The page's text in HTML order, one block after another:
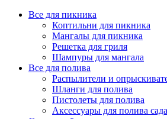
Все для пикника
Коптильни для пикника
Мангалы для пикника
Решетка для гриля
Шампуры для мангала
Все для полива
Распылители и
Шланги для полива
Пистолеты для полива
Аксессуары для полива сада